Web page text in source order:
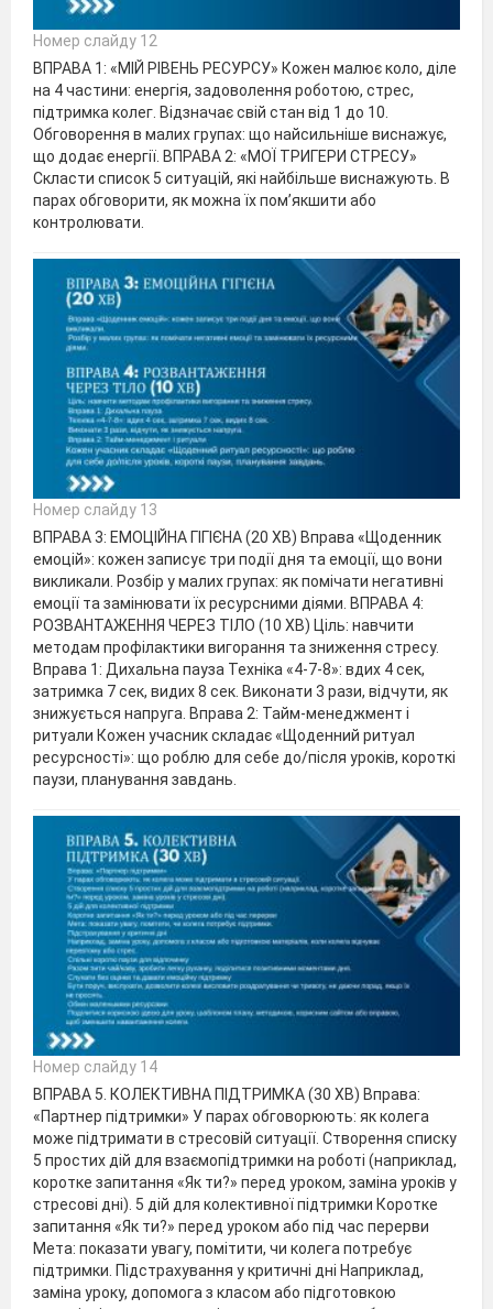
Номер слайду 12
ВПРАВА 1: «МІЙ РІВЕНЬ РЕСУРСУ» Кожен малює коло, діле
на 4 частини: енергія, задоволення роботою, стрес,
підтримка колег. Відзначає свій стан від 1 до 10.
Обговорення в малих групах: що найсильніше виснажує,
що додає енергії. ВПРАВА 2: «МОЇ ТРИГЕРИ СТРЕСУ»
Скласти список 5 ситуацій, які найбільше виснажують. В
парах обговорити, як можна їх пом’якшити або
контролювати.
Номер слайду 13
ВПРАВА 3: ЕМОЦІЙНА ГІГІЄНА (20 ХВ) Вправа «Щоденник
емоцій»: кожен записує три події дня та емоції, що вони
викликали. Розбір у малих групах: як помічати негативні
емоції та замінювати їх ресурсними діями. ВПРАВА 4:
РОЗВАНТАЖЕННЯ ЧЕРЕЗ ТІЛО (10 ХВ) Ціль: навчити
методам профілактики вигорання та зниження стресу.
Вправа 1: Дихальна пауза Техніка «4-7-8»: вдих 4 сек,
затримка 7 сек, видих 8 сек. Виконати 3 рази, відчути, як
знижується напруга. Вправа 2: Тайм-менеджмент і
ритуали Кожен учасник складає «Щоденний ритуал
ресурсності»: що роблю для себе до/після уроків, короткі
паузи, планування завдань.
Номер слайду 14
ВПРАВА 5. КОЛЕКТИВНА ПІДТРИМКА (30 ХВ) Вправа:
«Партнер підтримки» У парах обговорюють: як колега
може підтримати в стресовій ситуації. Створення списку
5 простих дій для взаємопідтримки на роботі (наприклад,
коротке запитання «Як ти?» перед уроком, заміна уроків у
стресові дні). 5 дій для колективної підтримки Коротке
запитання «Як ти?» перед уроком або під час перерви
Мета: показати увагу, помітити, чи колега потребує
підтримки. Підстрахування у критичні дні Наприклад,
заміна уроку, допомога з класом або підготовкою